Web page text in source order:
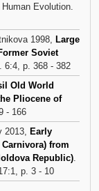
Evolution.
1998, Large
Soviet
6:4, p. 368 - 382
Old World
Pliocene of
- 166
2013, Early
from
Republic).
p. 3 - 10